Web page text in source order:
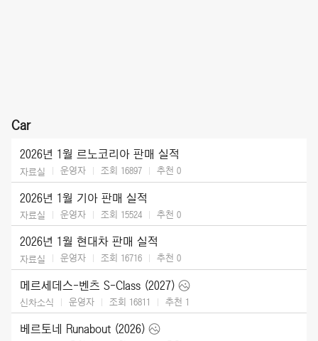
Car
2026년 1월 르노코리아 판매 실적
자료실 운영자 조회 16897 추천 0
2026년 1월 기아 판매 실적
자료실 운영자 조회 15524 추천 0
2026년 1월 현대차 판매 실적
자료실 운영자 조회 16716 추천 0
메르세데스-벤츠 S-Class (2027)
신차소식 운영자 조회 16811 추천 1
베르토네 Runabout (2026)